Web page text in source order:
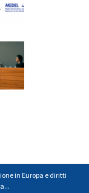
in Europa e diritti